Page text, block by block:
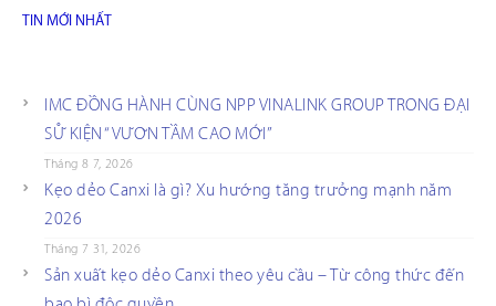
TIN MỚI NHẤT
IMC ĐỒNG HÀNH CÙNG NPP VINALINK GROUP TRONG ĐẠI
SỰ KIỆN “VƯƠN TẦM CAO MỚI”
Tháng 8 7, 2026
Kẹo dẻo Canxi là gì? Xu hướng tăng trưởng mạnh năm
2026
Tháng 7 31, 2026
Sản xuất kẹo dẻo Canxi theo yêu cầu – Từ công thức đến